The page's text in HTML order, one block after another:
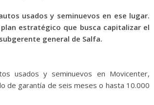
usados y seminuevos en ese lugar.
estratégico que busca capitalizar el
general de Salfa.
usados y seminuevos en Movicenter,
de garantía de seis meses o hasta 10.000